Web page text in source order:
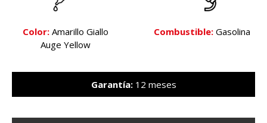
Color:Amarillo Giallo
Auge Yellow
Combustible:Gasolina
Garantía:12 meses